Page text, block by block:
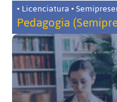
• Licenciatura •
Pedagogia